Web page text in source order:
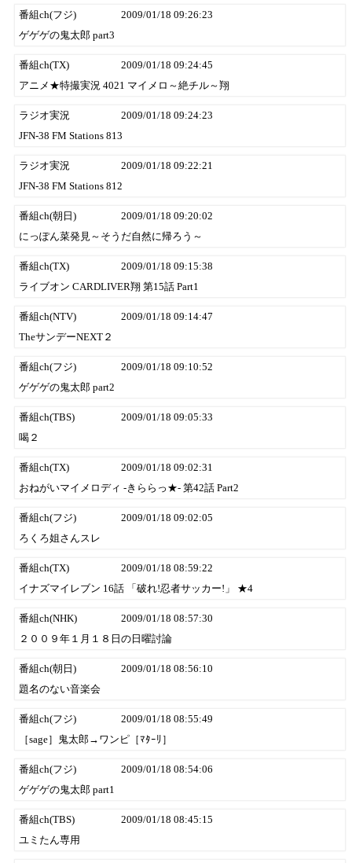
番組ch(フジ)
2009/01/18 09:26:23
ゲゲゲの鬼太郎 part3
番組ch(TX)
2009/01/18 09:24:45
アニメ★特撮実況 4021 マイメロ～絶チル～翔
ラジオ実況
2009/01/18 09:24:23
JFN-38 FM Stations 813
ラジオ実況
2009/01/18 09:22:21
JFN-38 FM Stations 812
番組ch(朝日)
2009/01/18 09:20:02
にっぽん菜発見～そうだ自然に帰ろう～
番組ch(TX)
2009/01/18 09:15:38
ライブオン CARDLIVER翔 第15話 Part1
番組ch(NTV)
2009/01/18 09:14:47
TheサンデーNEXT２
番組ch(フジ)
2009/01/18 09:10:52
ゲゲゲの鬼太郎 part2
番組ch(TBS)
2009/01/18 09:05:33
喝２
番組ch(TX)
2009/01/18 09:02:31
おねがいマイメロディ -きららっ★- 第42話 Part2
番組ch(フジ)
2009/01/18 09:02:05
ろくろ姐さんスレ
番組ch(TX)
2009/01/18 08:59:22
イナズマイレブン 16話 「破れ!忍者サッカー!」 ★4
番組ch(NHK)
2009/01/18 08:57:30
２００９年１月１８日の日曜討論
番組ch(朝日)
2009/01/18 08:56:10
題名のない音楽会
番組ch(フジ)
2009/01/18 08:55:49
［sage］鬼太郎→ワンピ［ﾏﾀｰﾘ］
番組ch(フジ)
2009/01/18 08:54:06
ゲゲゲの鬼太郎 part1
番組ch(TBS)
2009/01/18 08:45:15
ユミたん専用